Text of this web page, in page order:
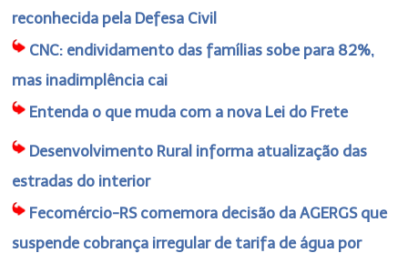
reconhecida pela Defesa Civil
CNC: endividamento das famílias sobe para 82%,
mas inadimplência cai
Entenda o que muda com a nova Lei do Frete
Desenvolvimento Rural informa atualização das
estradas do interior
Fecomércio-RS comemora decisão da AGERGS que
suspende cobrança irregular de tarifa de água por